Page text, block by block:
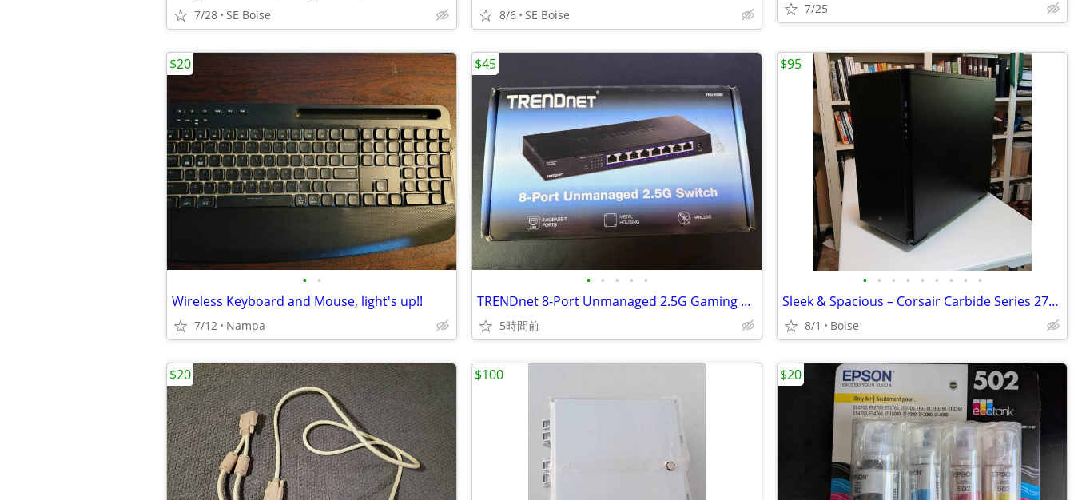
7/28 SE Boise 8/6 SE Boise 7/25
• •
Wireless Keyboard and Mouse, light's up!!
7/12 Nampa
$20
• • • • •
TRENDnet 8-Port Unmanaged 2.5G Gaming Switch, 8 x 2.5GB Network
5時間前
$45
• • • • • • • • •
Sleek & Spacious – Corsair Carbide Series 270R Desktop Case
8/1 Boise
$95
$20 $100 $20